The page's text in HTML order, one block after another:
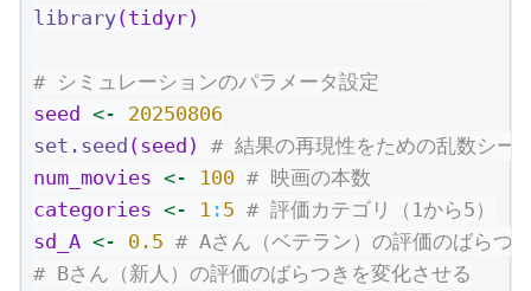
library(tidyr)
# シミュレーションのパラメータ設定
seed <-
20250806
set.seed (seed) # 結果の再現性をための乱数シー
num_movies <- 100 # 映画の本数
categories <- 1 : 5 # 評価カテゴリ（1から5）
sd_A <- 0.5 # Aさん（ベテラン）の評価のばらつ
# Bさん（新人）の評価のばらつきを変化させる